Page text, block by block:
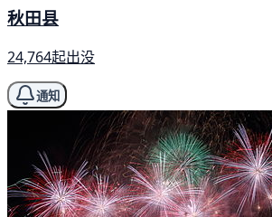
秋田县
24,764起出没
通知